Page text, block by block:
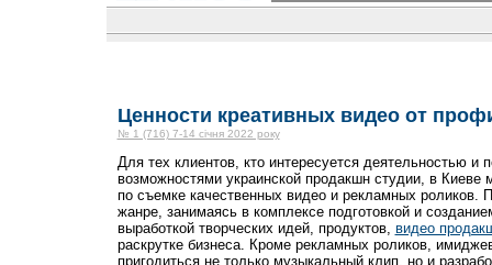
Ценности креативных видео от
№ 1 (716) 7-14 січня 2022 року
Для тех клиентов, кто интересуется деятельностью и
возможностями украинской продакшн студии, в Киеве
по съемке качественных видео и рекламных роликов.
жанре, занимаясь в комплексе подготовкой и
выработкой творческих идей, продуктов, видео
раскрутке бизнеса. Кроме рекламных роликов,
пригодиться не только музыкальный клип, но и